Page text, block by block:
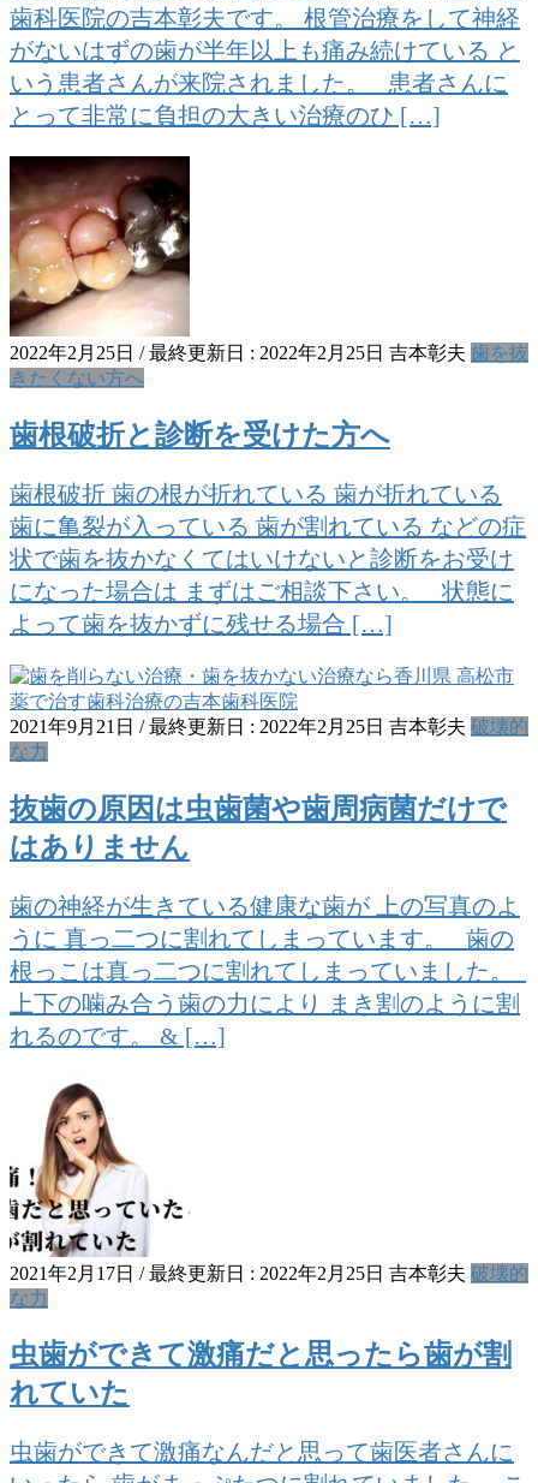
歯科医院の吉本彰夫です。 根管治療をして神経
がないはずの歯が半年以上も痛み続けている と
いう患者さんが来院されました。 患者さんに
とって非常に負担の大きい治療のひ […]
2022年2月25日 / 最終更新日 : 2022年2月25日 吉本彰夫 歯を抜
きたくない方へ
歯根破折と診断を受けた方へ
歯根破折 歯の根が折れている 歯が折れている
歯に亀裂が入っている 歯が割れている などの症
状で歯を抜かなくてはいけないと診断をお受け
になった場合は まずはご相談下さい。 状態に
よって歯を抜かずに残せる場合 […]
2021年9月21日 / 最終更新日 : 2022年2月25日 吉本彰夫 破壊的
な力
抜歯の原因は虫歯菌や歯周病菌だけで
はありません
歯の神経が生きている健康な歯が 上の写真のよ
うに 真っ二つに割れてしまっています。 歯の
根っこは真っ二つに割れてしまっていました。
上下の噛み合う歯の力により まき割のように割
れるのです。 & […]
2021年2月17日 / 最終更新日 : 2022年2月25日 吉本彰夫 破壊的
な力
虫歯ができて激痛だと思ったら歯が割
れていた
虫歯ができて激痛なんだと思って歯医者さんに